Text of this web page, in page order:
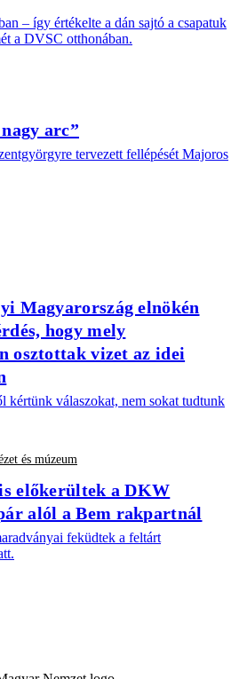
– így értékelte a dán sajtó a csapatuk
a DVSC otthonában.
arc”
tervezett fellépését Majoros
Magyarország elnökén
hogy mely
osztottak vizet az idei
kértünk válaszokat, nem sokat tudtunk
és múzeum
előkerültek a DKW
alól a Bem rakpartnál
feküdtek a feltárt